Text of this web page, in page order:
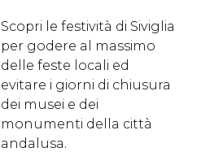
Scopri le festività di Siviglia
per godere al massimo
delle feste locali ed
evitare i giorni di chiusura
dei musei e dei
monumenti della città
andalusa.